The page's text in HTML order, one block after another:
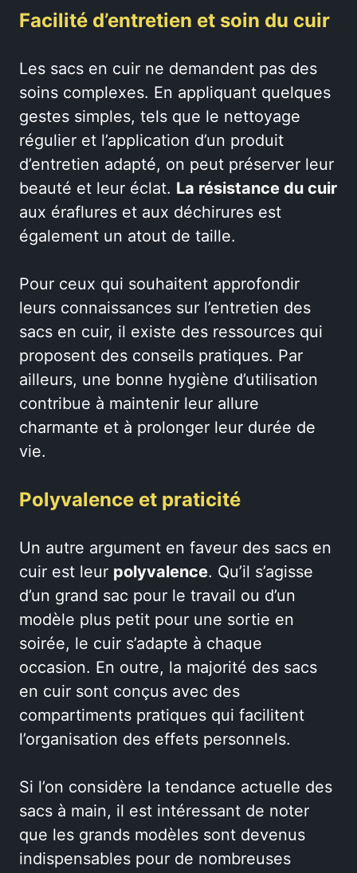
Facilité d’entretien et soin du cuir
Les sacs en cuir ne demandent pas des
soins complexes. En appliquant quelques
gestes simples, tels que le nettoyage
régulier et l’application d’un produit
d’entretien adapté, on peut préserver leur
beauté et leur éclat. La résistance du cuir
aux éraflures et aux déchirures est
également un atout de taille.
Pour ceux qui souhaitent approfondir
leurs connaissances sur l’entretien des
sacs en cuir, il existe des ressources qui
proposent des conseils pratiques. Par
ailleurs, une bonne hygiène d’utilisation
contribue à maintenir leur allure
charmante et à prolonger leur durée de
vie.
Polyvalence et praticité
Un autre argument en faveur des sacs en
cuir est leur polyvalence. Qu’il s’agisse
d’un grand sac pour le travail ou d’un
modèle plus petit pour une sortie en
soirée, le cuir s’adapte à chaque
occasion. En outre, la majorité des sacs
en cuir sont conçus avec des
compartiments pratiques qui facilitent
l’organisation des effets personnels.
Si l’on considère la tendance actuelle des
sacs à main, il est intéressant de noter
que les grands modèles sont devenus
indispensables pour de nombreuses